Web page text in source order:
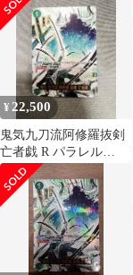
¥ 22,500
鬼気九刀流阿修羅抜剣
亡者戯 R パラレル
OP12-037 ワンピースカ
ード